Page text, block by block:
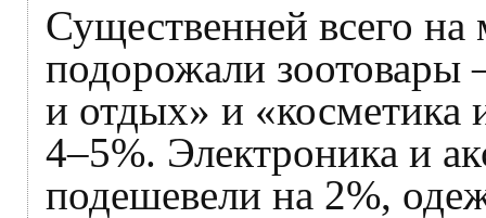
Существенней всего на
подорожали зоотовары
и отдых» и «косметика
4–5%. Электроника и
подешевели на 2%,